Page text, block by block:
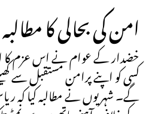
امن کی بحالی کا مطالبہ
خضدار کے عوام نے اس عزم کا
کسی کو اپنے پرامن مستقبل سے
گے۔ شہریوں نے مطالبہ کیا کہ